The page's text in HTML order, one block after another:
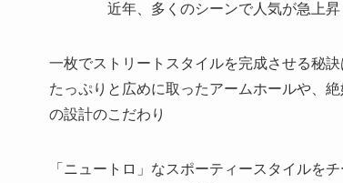
近年、多くのシーンで人気が急上
一枚でストリートスタイルを完成させる秘
たっぷりと広めに取ったアームホールや、
の設計のこだわり
「ニュートロ」なスポーティースタイルを